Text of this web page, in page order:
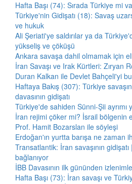
Hafta Başı (74): Sırada Türkiye mi
Türkiye'nin Gidişatı (18): Savaş
ve hukuk
Ali Şeriati'ye saldırılar ya da
yükseliş ve çöküşü
Ankara savaşa dahil olmamak için
İran Savaşı ve Irak Kürtleri: Zıryan
Duran Kalkan ile Devlet Bahçeli'yi
Haftaya Bakış (307): Türkiye
davasının gidişatı
Türkiye'de sahiden Sünni-Şii ayrımı
İran rejimi çöker mi? İsrail bölgenin
Prof. Hamit Bozarslan ile söyleşi
Erdoğan'ın yurtta barışa ne zaman
Transatlantik: İran savaşının
bağlanıyor
İBB Davasının ilk gününden
Hafta Başı (73): İran savaşı ve